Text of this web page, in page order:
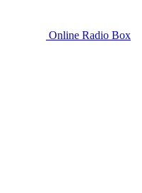
Online Radio Box